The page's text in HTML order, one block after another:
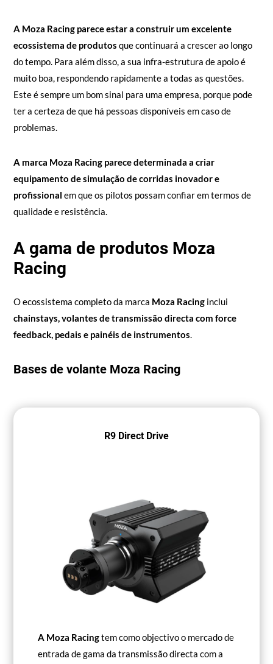
A Moza Racing parece estar a construir um excelente
ecossistema de produtos que continuará a crescer ao longo
do tempo. Para além disso, a sua infra-estrutura de apoio é
muito boa, respondendo rapidamente a todas as questões.
Este é sempre um bom sinal para uma empresa, porque pode
ter a certeza de que há pessoas disponíveis em caso de
problemas.
A marca Moza Racing parece determinada a criar
equipamento de simulação de corridas inovador e
profissional em que os pilotos possam confiar em termos de
qualidade e resistência.
A gama de produtos Moza
Racing
O ecossistema completo da marca Moza Racing inclui
chainstays, volantes de transmissão directa com force
feedback, pedais e painéis de instrumentos.
Bases de volante Moza Racing
R9 Direct Drive
A Moza Racingtem como objectivo o mercado de
entrada de gama da transmissão directa com a